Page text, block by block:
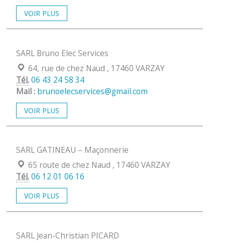
VOIR PLUS
SARL Bruno Elec Services
Localisation :
64, rue de chez Naud , 17460 VARZAY
Tél.06 43 24 58 34
Mail : brunoelecservices@gmail.com
VOIR PLUS
SARL GATINEAU – Maçonnerie
Localisation :
65 route de chez Naud , 17460 VARZAY
Tél.06 12 01 06 16
VOIR PLUS
SARL Jean-Christian PICARD